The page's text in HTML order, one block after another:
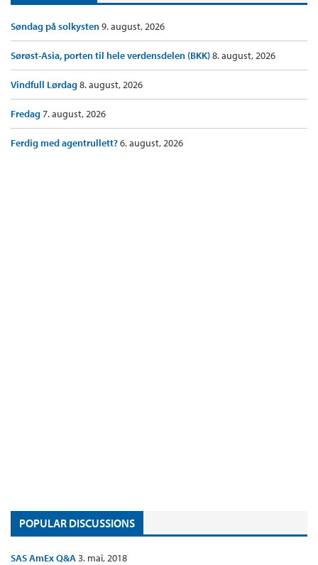
Søndag på solkysten9. august, 2026
Sørøst-Asia, porten til hele verdensdelen (BKK)8. august, 2026
Vindfull Lørdag8. august, 2026
Fredag7. august, 2026
Ferdig med agentrullett?6. august, 2026
POPULAR DISCUSSIONS
SAS AmEx Q&A3. mai, 2018